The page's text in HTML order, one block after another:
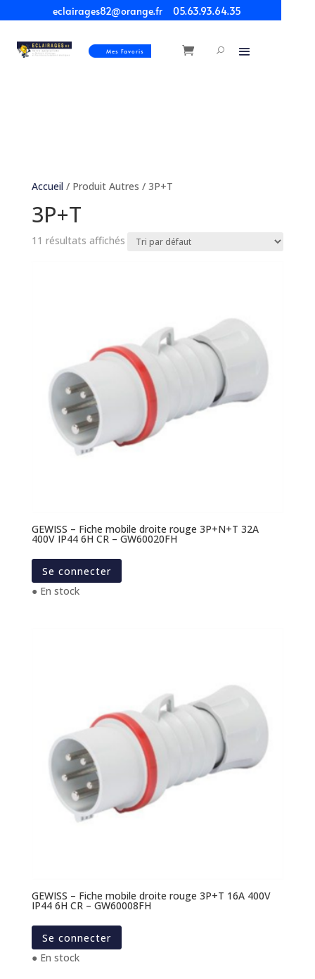
eclairages82@orange.fr 05.63.93.64.35
Mes Favoris
Accueil/ Produit Autres / 3P+T
3P+T
11 résultats affichés
GEWISS – Fiche mobile droite rouge 3P+N+T 32A
400V IP44 6H CR – GW60020FH
Se connecter
● En stock
GEWISS – Fiche mobile droite rouge 3P+T 16A 400V
IP44 6H CR – GW60008FH
Se connecter
● En stock